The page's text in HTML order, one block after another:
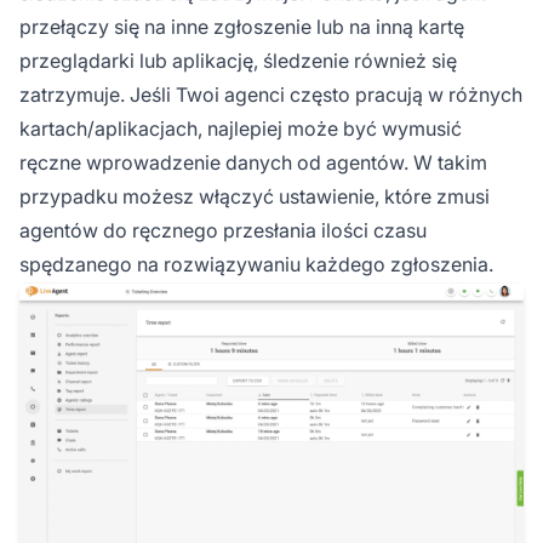
przełączy się na inne zgłoszenie lub na inną kartę
przeglądarki lub aplikację, śledzenie również się
zatrzymuje. Jeśli Twoi agenci często pracują w różnych
kartach/aplikacjach, najlepiej może być wymusić
ręczne wprowadzenie danych od agentów. W takim
przypadku możesz włączyć ustawienie, które zmusi
agentów do ręcznego przesłania ilości czasu
spędzanego na rozwiązywaniu każdego zgłoszenia.